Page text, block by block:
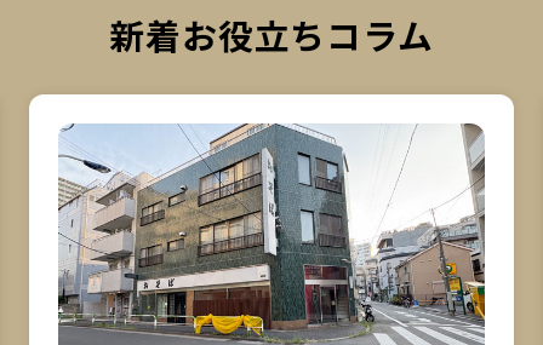
新着お役立ちコラム
詳細を見る